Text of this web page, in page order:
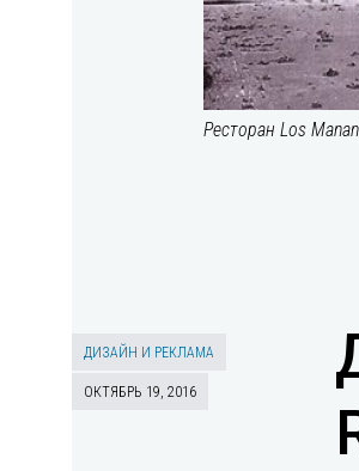
Ресторан Los
ДИЗАЙН И РЕКЛАМА
ОКТЯБРЬ 19, 2016